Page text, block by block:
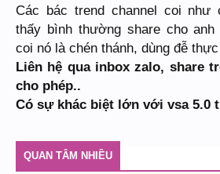
Các bác trend channel coi như
thấy bình thường share cho
coi nó là chén thánh, dùng đễ
Liên hệ qua inbox zalo, share
cho phép..
Có sự khác biệt lớn với vsa 5.0
QUAN TÂM NHIỀU